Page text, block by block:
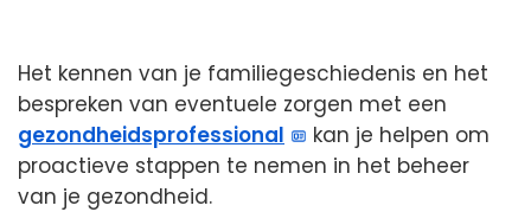
Het kennen van je familiegeschiedenis en het
bespreken van eventuele zorgen met een
gezondheidsprofessional
kan je helpen om
proactieve stappen te nemen in het beheer
van je gezondheid.